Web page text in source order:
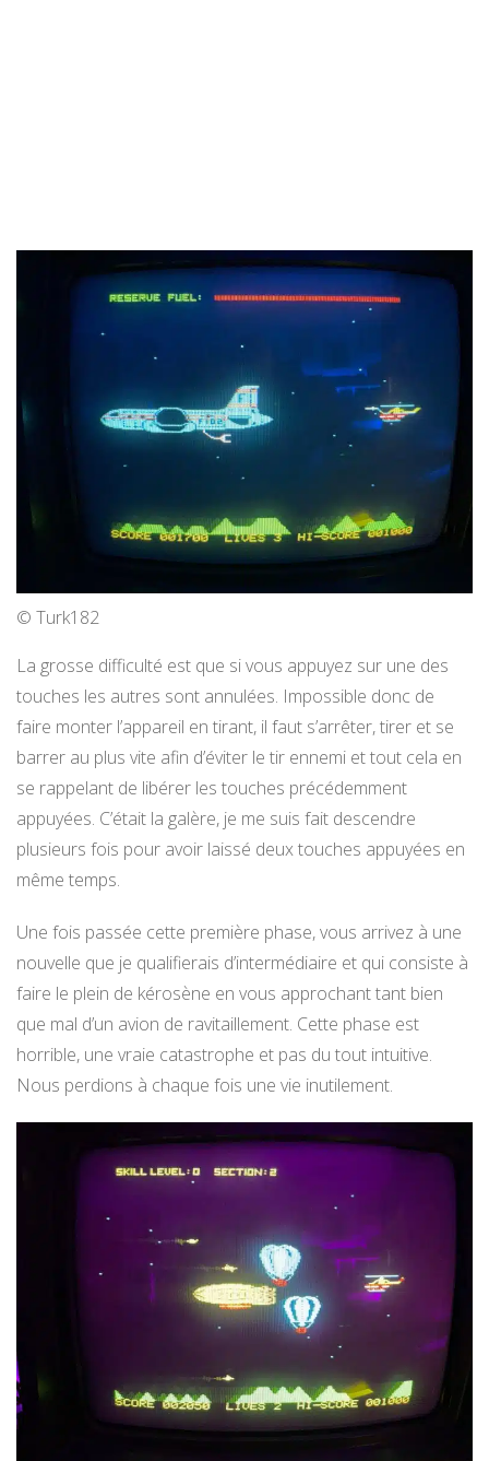
© Turk182
La grosse difficulté est que si vous appuyez sur une des
touches les autres sont annulées. Impossible donc de
faire monter l’appareil en tirant, il faut s’arrêter, tirer et se
barrer au plus vite afin d’éviter le tir ennemi et tout cela en
se rappelant de libérer les touches précédemment
appuyées. C’était la galère, je me suis fait descendre
plusieurs fois pour avoir laissé deux touches appuyées en
même temps.
Une fois passée cette première phase, vous arrivez à une
nouvelle que je qualifierais d’intermédiaire et qui consiste à
faire le plein de kérosène en vous approchant tant bien
que mal d’un avion de ravitaillement. Cette phase est
horrible, une vraie catastrophe et pas du tout intuitive.
Nous perdions à chaque fois une vie inutilement.